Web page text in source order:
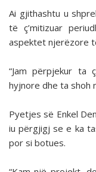
Ai gjithashtu u
të ç’mitizuar
aspektet njerëzore
“Jam përpjekur ta
hyjnore dhe ta shoh
Pyetjes së Enkel
iu përgjigj se e ka
por si botues.